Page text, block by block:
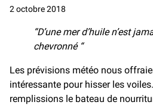
2 octobre 2018
“D’une mer d’huile n’est
chevronné “
Les prévisions météo nous
intéressante pour hisser les
remplissions le bateau de